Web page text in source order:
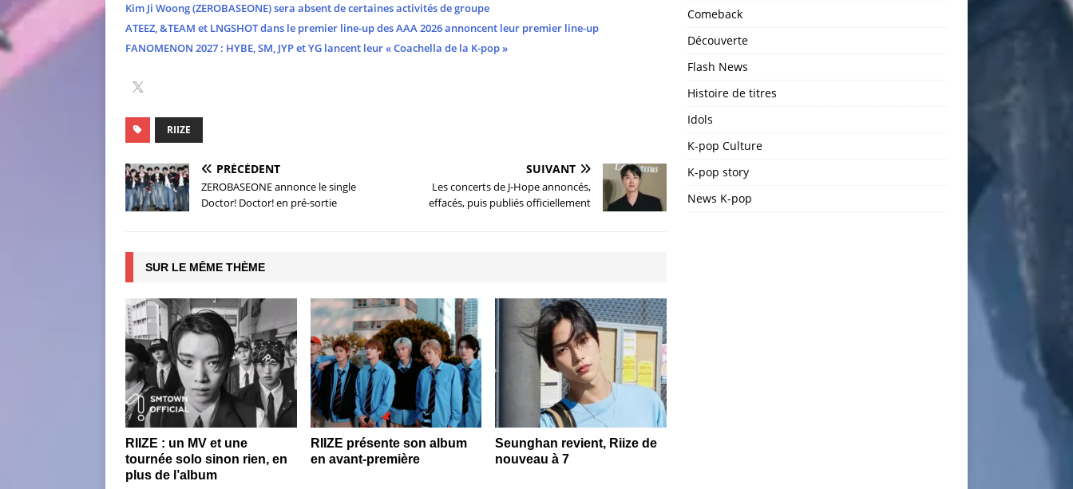
Kim Ji Woong (ZEROBASEONE) sera absent de certaines activités de groupe
ATEEZ, &TEAM et LNGSHOT dans le premier line-up des AAA 2026 annoncent leur premier line-up
FANOMENON 2027 : HYBE, SM, JYP et YG lancent leur « Coachella de la K-pop »
RIIZE
PRÉCÉDENT
ZEROBASEONE annonce le single
Doctor! Doctor! en pré-sortie
SUIVANT
Les concerts de J-Hope annoncés,
effacés, puis publiés officiellement
SUR LE MÊME THÈME
RIIZE : un MV et une
tournée solo sinon rien, en
plus de l’album
RIIZE présente son album
en avant-première
Seunghan revient, Riize de
nouveau à 7
Comeback
Découverte
Flash News
Histoire de titres
Idols
K-pop Culture
K-pop story
News K-pop